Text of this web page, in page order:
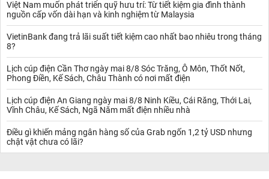
Việt Nam muốn phát triển quỹ hưu trí: Từ tiết kiệm gia đình thành
nguồn cấp vốn dài hạn và kinh nghiệm từ Malaysia
VietinBank đang trả lãi suất tiết kiệm cao nhất bao nhiêu trong tháng
8?
Lịch cúp điện Cần Thơ ngày mai 8/8 Sóc Trăng, Ô Môn, Thốt Nốt,
Phong Điền, Kế Sách, Châu Thành có nơi mất điện
Lịch cúp điện An Giang ngày mai 8/8 Ninh Kiều, Cái Răng, Thới Lai,
Vĩnh Châu, Kế Sách, Ngã Năm mất điện nhiều nhà
Điều gì khiến mảng ngân hàng số của Grab ngốn 1,2 tỷ USD nhưng
chật vật chưa có lãi?